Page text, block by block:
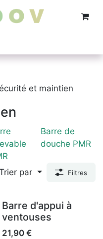
et maintien
Barre de
douche PMR
par Filtres
Barre d'appui à
ventouses
21,90€